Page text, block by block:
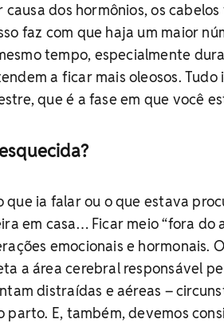
causa dos hormônios, os
faz com que haja um maior
tempo, especialmente
a ficar mais oleosos.
que é a fase em que você
que ia falar ou o que estava
em casa… Ficar meio “fora do
emocionais e hormonais.
a área cerebral responsável
distraídas e aéreas –
parto. E, também, devemos